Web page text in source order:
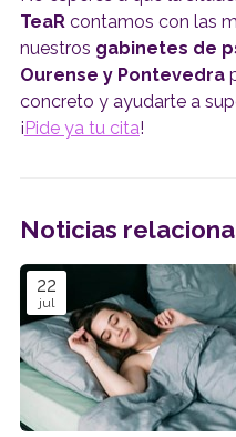
TeaRcontamos con las
nuestros gabinetes de
Ourense y Pontevedra
concreto y ayudarte a
¡Pide ya tu cita!
Noticias
22
jul